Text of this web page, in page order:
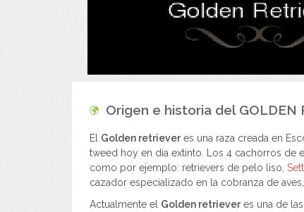
Origen e historia del GOLDEN
El Golden retrieveres una raza creada en
tweed hoy en día extinto. Los 4 cachorros de
como por ejemplo: retrievers de pelo liso,
cazador especializado en la cobranza de
Actualmente el Golden retrieveres una de las